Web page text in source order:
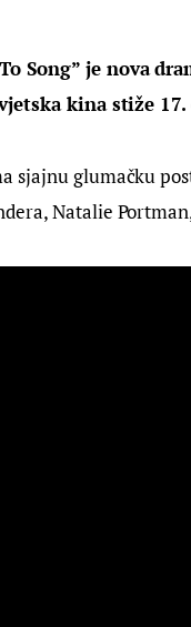
Song” je nova
kina stiže
sjajnu glumačku
Natalie